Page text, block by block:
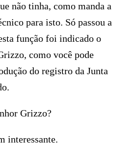
não tinha, como manda a
para isto. Só passou a
função foi indicado o
como você pode
do registro da Junta
Grizzo?
interessante.